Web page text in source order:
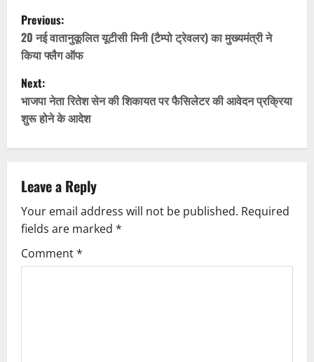
P
o
s
t
n
v
i
g
Previous:
20 नई वातानुकूलित यूटीसी मिनी (टैम्पो ट्रेवलर) का मुख्यमंत्री ने
किया फ्लैग ऑफ
Next:
भाजपा नेता रितेश सेन की शिकायत पर फैसिलेटर की आवेदन प्रक्रिया
शुरू होने के आदेश
Leave a Reply
Your email address will not be published. Required
fields are marked *
Comment*